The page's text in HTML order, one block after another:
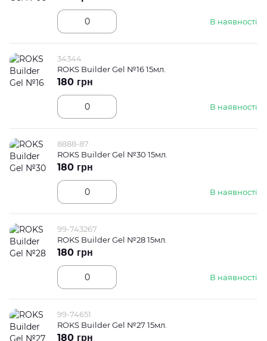
В наявності
34344
ROKS Builder Gel №16 15мл.
В наявності
180 грн
8888-87
ROKS Builder Gel №30 15мл.
В наявності
180 грн
99-743267
ROKS Builder Gel №28 15мл.
В наявності
180 грн
99-74651
ROKS Builder Gel №27 15мл.
180 грн